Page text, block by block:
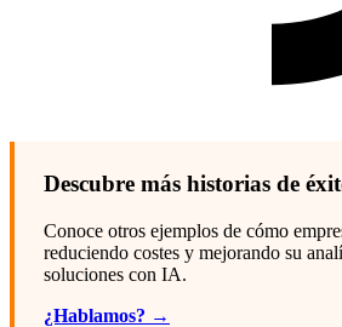
Descubre más historias de
Conoce otros ejemplos de cómo
reduciendo costes y mejorando su
soluciones con IA.
¿Hablamos? →